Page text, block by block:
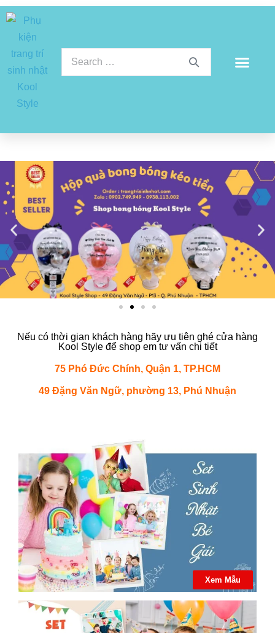
Nếu có thời gian khách hàng hãy ưu tiên ghé cửa hàng
Kool Style để shop em tư vấn chi tiết
75 Phó Đức Chính, Quận 1, TP.HCM
49 Đặng Văn Ngữ, phường 13, Phú Nhuận
Xem Mẫu